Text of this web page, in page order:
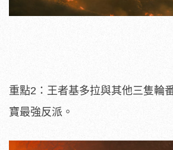
重點2：王者基多拉與其他三隻輪
寶最強反派。